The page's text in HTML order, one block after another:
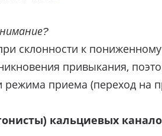
склонности к
привыкания,
приема (переход на
кальциевых